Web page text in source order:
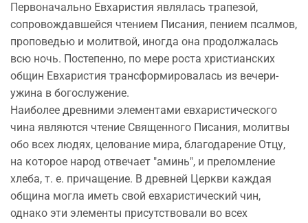
Первоначально Евхаристия являлась трапезой,
сопровождавшейся чтением Писания, пением псалмов,
проповедью и молитвой, иногда она продолжалась
всю ночь. Постепенно, по мере роста христианских
общин Евхаристия трансформировалась из вечери-
ужина в богослужение.
Наиболее древними элементами евхаристического
чина являются чтение Священного Писания, молитвы
обо всех людях, целование мира, благодарение Отцу,
на которое народ отвечает "аминь", и преломление
хлеба, т. е. причащение. В древней Церкви каждая
община могла иметь свой евхаристический чин,
однако эти элементы присутствовали во всех